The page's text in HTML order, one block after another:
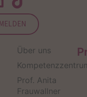
Über uns
Prof. Anita
Frauwallner